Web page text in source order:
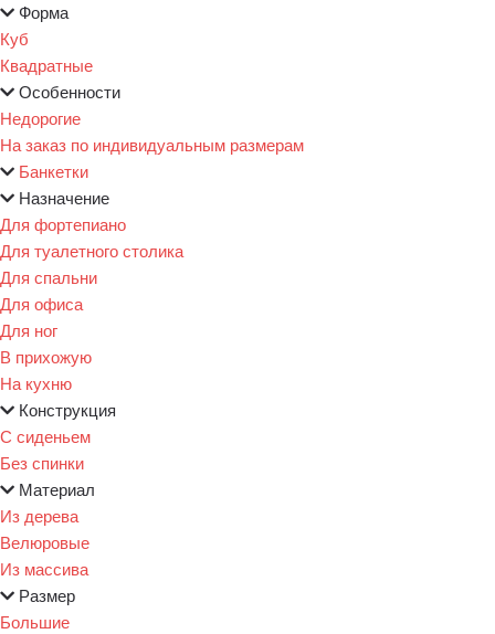
Форма
Куб
Квадратные
Особенности
Недорогие
На заказ по индивидуальным размерам
Банкетки
Назначение
Для фортепиано
Для туалетного столика
Для спальни
Для офиса
Для ног
В прихожую
На кухню
Конструкция
С сиденьем
Без спинки
Материал
Из дерева
Велюровые
Из массива
Размер
Большие